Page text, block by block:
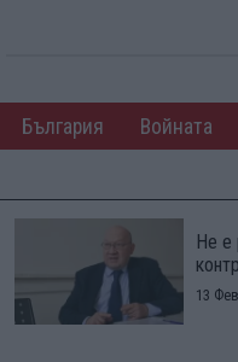
България Войната
Не е
13